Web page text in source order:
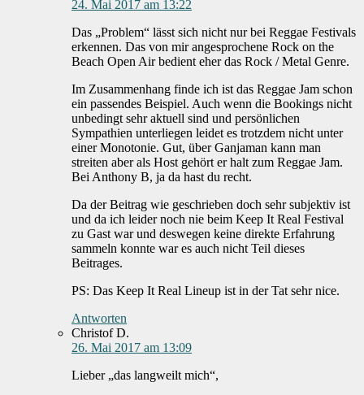
24. Mai 2017 am 13:22
Das „Problem“ lässt sich nicht nur bei Reggae Festivals
erkennen. Das von mir angesprochene Rock on the
Beach Open Air bedient eher das Rock / Metal Genre.
Im Zusammenhang finde ich ist das Reggae Jam schon
ein passendes Beispiel. Auch wenn die Bookings nicht
unbedingt sehr aktuell sind und persönlichen
Sympathien unterliegen leidet es trotzdem nicht unter
einer Monotonie. Gut, über Ganjaman kann man
streiten aber als Host gehört er halt zum Reggae Jam.
Bei Anthony B, ja da hast du recht.
Da der Beitrag wie geschrieben doch sehr subjektiv ist
und da ich leider noch nie beim Keep It Real Festival
zu Gast war und deswegen keine direkte Erfahrung
sammeln konnte war es auch nicht Teil dieses
Beitrages.
PS: Das Keep It Real Lineup ist in der Tat sehr nice.
Antworten
Christof D.
26. Mai 2017 am 13:09
Lieber „das langweilt mich“,